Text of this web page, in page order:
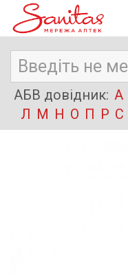
АБВ довідник: А
Л М Н О П Р С